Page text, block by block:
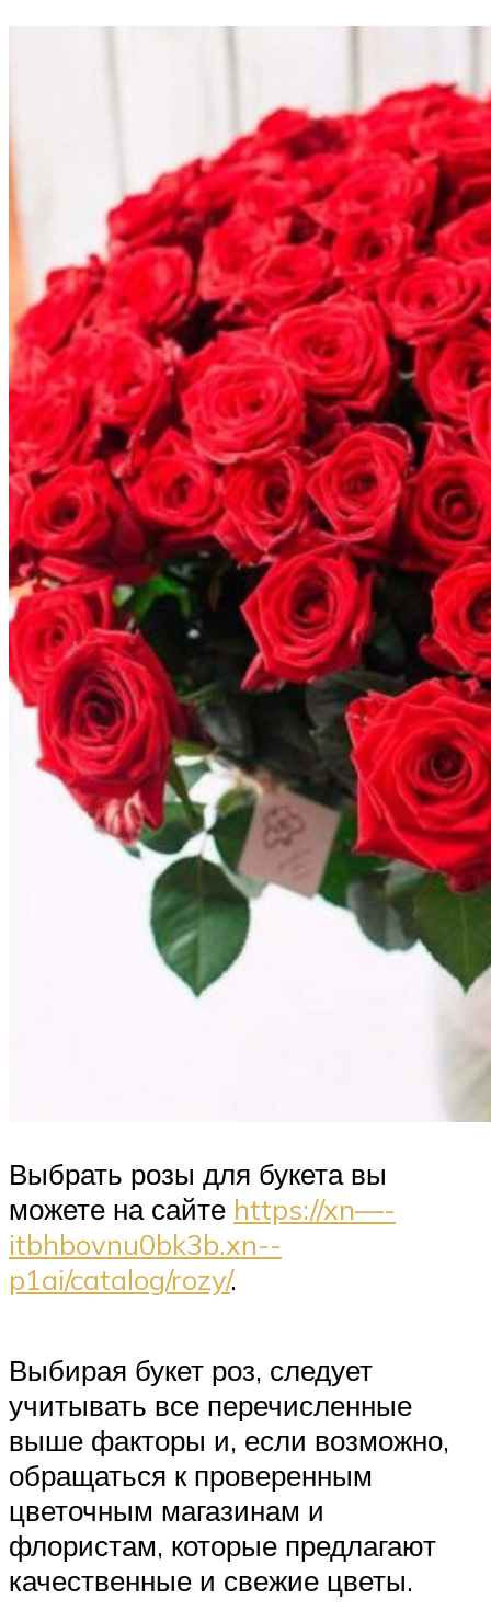
Выбрать розы для букета вы
можете на сайте https://xn—-
itbhbovnu0bk3b.xn--
p1ai/catalog/rozy/.
Выбирая букет роз, следует
учитывать все перечисленные
выше факторы и, если возможно,
обращаться к проверенным
цветочным магазинам и
флористам, которые предлагают
качественные и свежие цветы.